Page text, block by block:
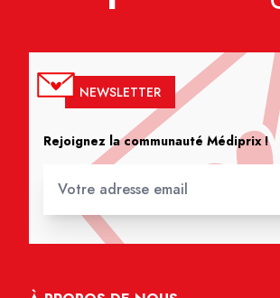
NEWSLETTER
Rejoignez la communauté Médiprix !